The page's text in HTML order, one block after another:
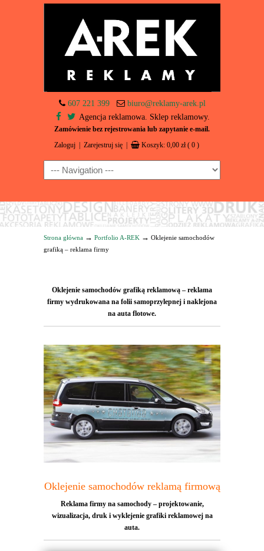
607 221 399
biuro@reklamy-arek.pl
Agencja reklamowa. Sklep reklamowy.
Zamówienie bez rejestrowania lub zapytanie e-mail.
Zaloguj Zarejestruj się Koszyk: 0,00 zł ( 0 )
Navigation
Strona główna → Portfolio A-REK → Oklejenie samochodów
grafiką – reklama firmy
Oklejenie samochodów grafiką reklamową – reklama
firmy wydrukowana na folii samoprzylepnej i naklejona
na auta flotowe.
Oklejenie samochodów reklamą firmową
Reklama firmy na samochody – projektowanie,
wizualizacja, druk i wyklejenie grafiki reklamowej na
auta.